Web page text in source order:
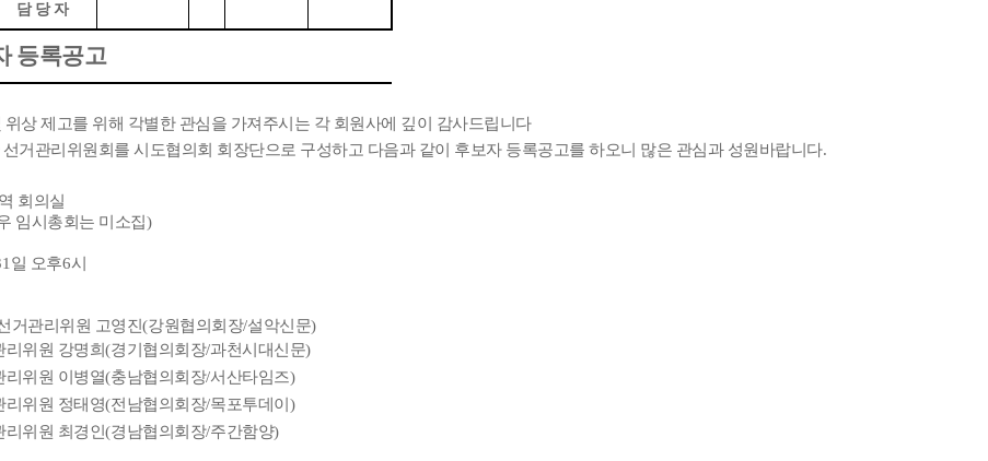
담 당 자
등록공고
상 제고를 위해 각별한 관심을 가져주시는 각 회원사에 깊이 감사드립니다
거관리위원회를 시도협의회 회장단으로 구성하고 다음과 같이 후보자 등록공고를 하오니 많은 관심과 성원바랍니다.
회의실
임시총회는 미소집)
일 오후6시
거관리위원 고영진 (강원협의회장/설악신문)
리위원 강명희(경기협의회장/과천시대신문)
리위원 이병열(충남협의회장/서산타임즈)
리위원 정태영(전남협의회장/목포투데이 )
리위원 최경인 (경남협의회장/주간함양)